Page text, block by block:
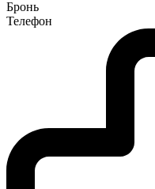
Бронь
Телефон